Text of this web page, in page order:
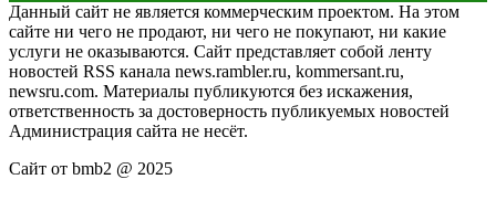
Данный сайт не является коммерческим проектом. На этом
сайте ни чего не продают, ни чего не покупают, ни какие
услуги не оказываются. Сайт представляет собой ленту
новостей RSS канала news.rambler.ru, kommersant.ru,
newsru.com. Материалы публикуются без искажения,
ответственность за достоверность публикуемых новостей
Администрация сайта не несёт.
Сайт от bmb2 @ 2025